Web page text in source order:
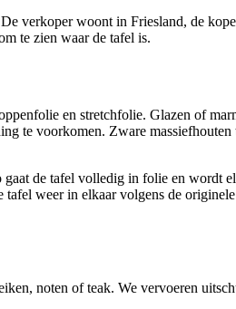
verkoper woont in Friesland, de
te zien waar de tafel is.
en stretchfolie. Glazen of
voorkomen. Zware
de tafel volledig in folie en wordt
weer in elkaar volgens de
noten of teak. We vervoeren